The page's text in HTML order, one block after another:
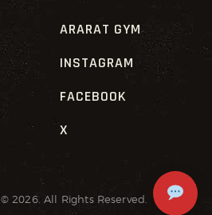
ARARAT GYM
INSTAGRAM
FACEBOOK
X
© 2026. All Rights Reserved.